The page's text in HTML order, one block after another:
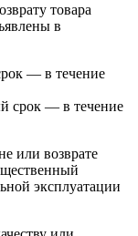
товара
в
— в течение
срок — в течение
или возврате
эксплуатации